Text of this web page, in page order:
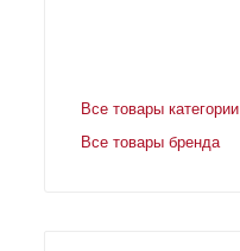
Все товары категории
Все товары бренда